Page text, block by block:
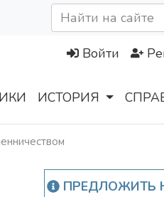
Войти
ИСТОРИЯ
ПРЕДЛОЖИТЬ